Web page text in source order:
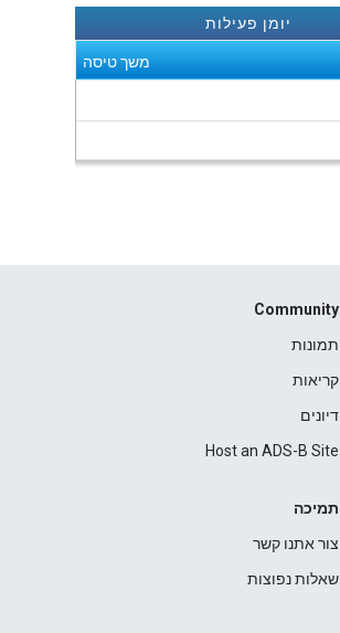
יומן פעילות
משך טיסה
Community
תמונות
קריאות
דיונים
Host an ADS-B Site
תמיכה
צור אתנו קשר
שאלות נפוצות